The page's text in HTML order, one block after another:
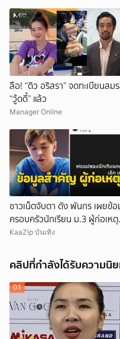
ลือ! “ดิว อริสรา” จดทะเบียนสม
“วู้ดดี้” แล้ว
Manager Online
ชาวเน็ตจับตา ดัง พันกร เผยข้
ครอบครัวนักเรียน ม.3 ผู้ก่อเหตุ
และที่มาอาวุธ
KaaZip บันเทิง
คลิปที่กำลังได้รับความนิ
01